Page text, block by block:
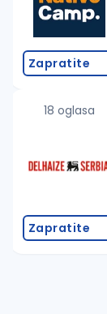
Zapratite
18 oglasa
Zapratite